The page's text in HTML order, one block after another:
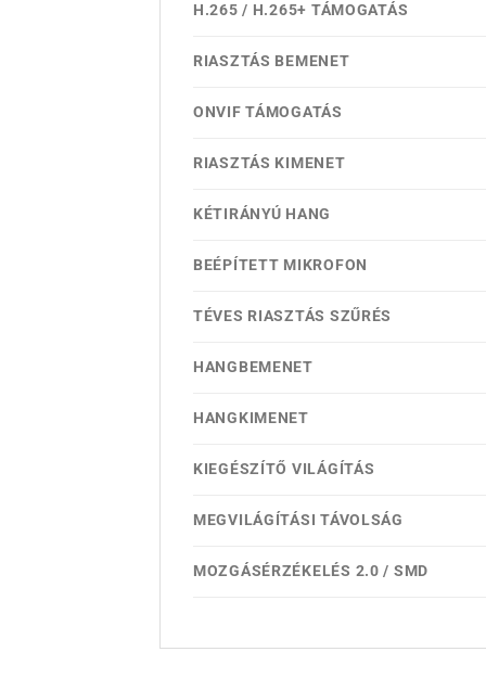
H.265 / H.265+ TÁMOGATÁS
RIASZTÁS BEMENET
ONVIF TÁMOGATÁS
RIASZTÁS KIMENET
KÉTIRÁNYÚ HANG
BEÉPÍTETT MIKROFON
TÉVES RIASZTÁS SZŰRÉS
HANGBEMENET
HANGKIMENET
KIEGÉSZÍTŐ VILÁGÍTÁS
MEGVILÁGÍTÁSI TÁVOLSÁG
MOZGÁSÉRZÉKELÉS 2.0 / SMD